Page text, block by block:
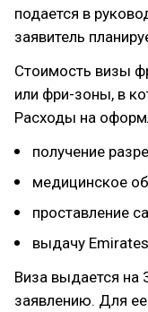
подается в
заявитель
Стоимость визы
или фри-зоны, в
Расходы на
получение
медицинское
проставление
выдачу
Виза выдается на
заявлению. Для